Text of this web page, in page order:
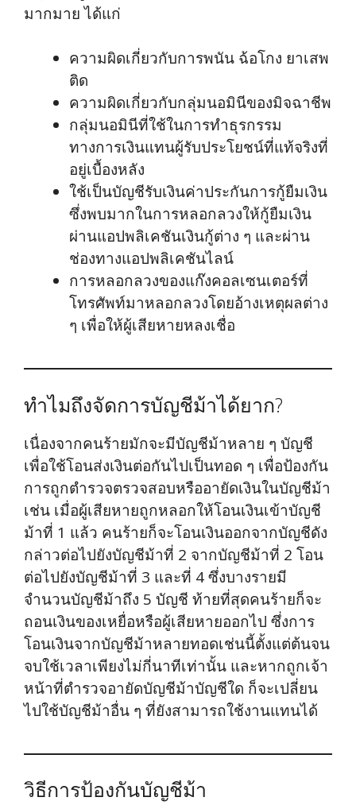
มากมาย ได้แก่
ความผิดเกี่ยวกับการพนัน ฉ้อโกง ยาเสพ
ติด
ความผิดเกี่ยวกับกลุ่มนอมินีของมิจฉาชีพ
กลุ่มนอมินีที่ใช้ในการทำธุรกรรม
ทางการเงินแทนผู้รับประโยชน์ที่แท้จริงที่
อยู่เบื้องหลัง
ใช้เป็นบัญชีรับเงินค่าประกันการกู้ยืมเงิน
ซึ่งพบมากในการหลอกลวงให้กู้ยืมเงิน
ผ่านแอปพลิเคชันเงินกู้ต่าง ๆ และผ่าน
ช่องทางแอปพลิเคชันไลน์
การหลอกลวงของแก๊งคอลเซนเตอร์ที่
โทรศัพท์มาหลอกลวงโดยอ้างเหตุผลต่าง
ๆ เพื่อให้ผู้เสียหายหลงเชื่อ
ทำไมถึงจัดการบัญชีม้าได้ยาก?
เนื่องจากคนร้ายมักจะมีบัญชีม้าหลาย ๆ บัญชี
เพื่อใช้โอนส่งเงินต่อกันไปเป็นทอด ๆ เพื่อป้องกัน
การถูกตำรวจตรวจสอบหรืออายัดเงินในบัญชีม้า
เช่น เมื่อผู้เสียหายถูกหลอกให้โอนเงินเข้าบัญชี
ม้าที่ 1 แล้ว คนร้ายก็จะโอนเงินออกจากบัญชีดัง
กล่าวต่อไปยังบัญชีม้าที่ 2 จากบัญชีม้าที่ 2 โอน
ต่อไปยังบัญชีม้าที่ 3 และที่ 4 ซึ่งบางรายมี
จำนวนบัญชีม้าถึง 5 บัญชี ท้ายที่สุดคนร้ายก็จะ
ถอนเงินของเหยื่อหรือผู้เสียหายออกไป ซึ่งการ
โอนเงินจากบัญชีม้าหลายทอดเช่นนี้ตั้งแต่ต้นจน
จบใช้เวลาเพียงไม่กี่นาทีเท่านั้น และหากถูกเจ้า
หน้าที่ตำรวจอายัดบัญชีม้าบัญชีใด ก็จะเปลี่ยน
ไปใช้บัญชีม้าอื่น ๆ ที่ยังสามารถใช้งานแทนได้
วิธีการป้องกันบัญชีม้า